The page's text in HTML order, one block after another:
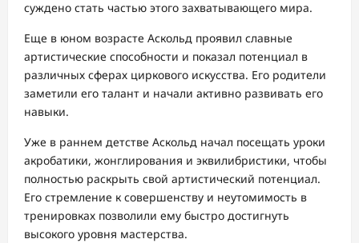
суждено стать частью этого захватывающего мира.
Еще в юном возрасте Аскольд проявил славные
артистические способности и показал потенциал в
различных сферах циркового искусства. Его родители
заметили его талант и начали активно развивать его
навыки.
Уже в раннем детстве Аскольд начал посещать уроки
акробатики, жонглирования и эквилибристики, чтобы
полностью раскрыть свой артистический потенциал.
Его стремление к совершенству и неутомимость в
тренировках позволили ему быстро достигнуть
высокого уровня мастерства.